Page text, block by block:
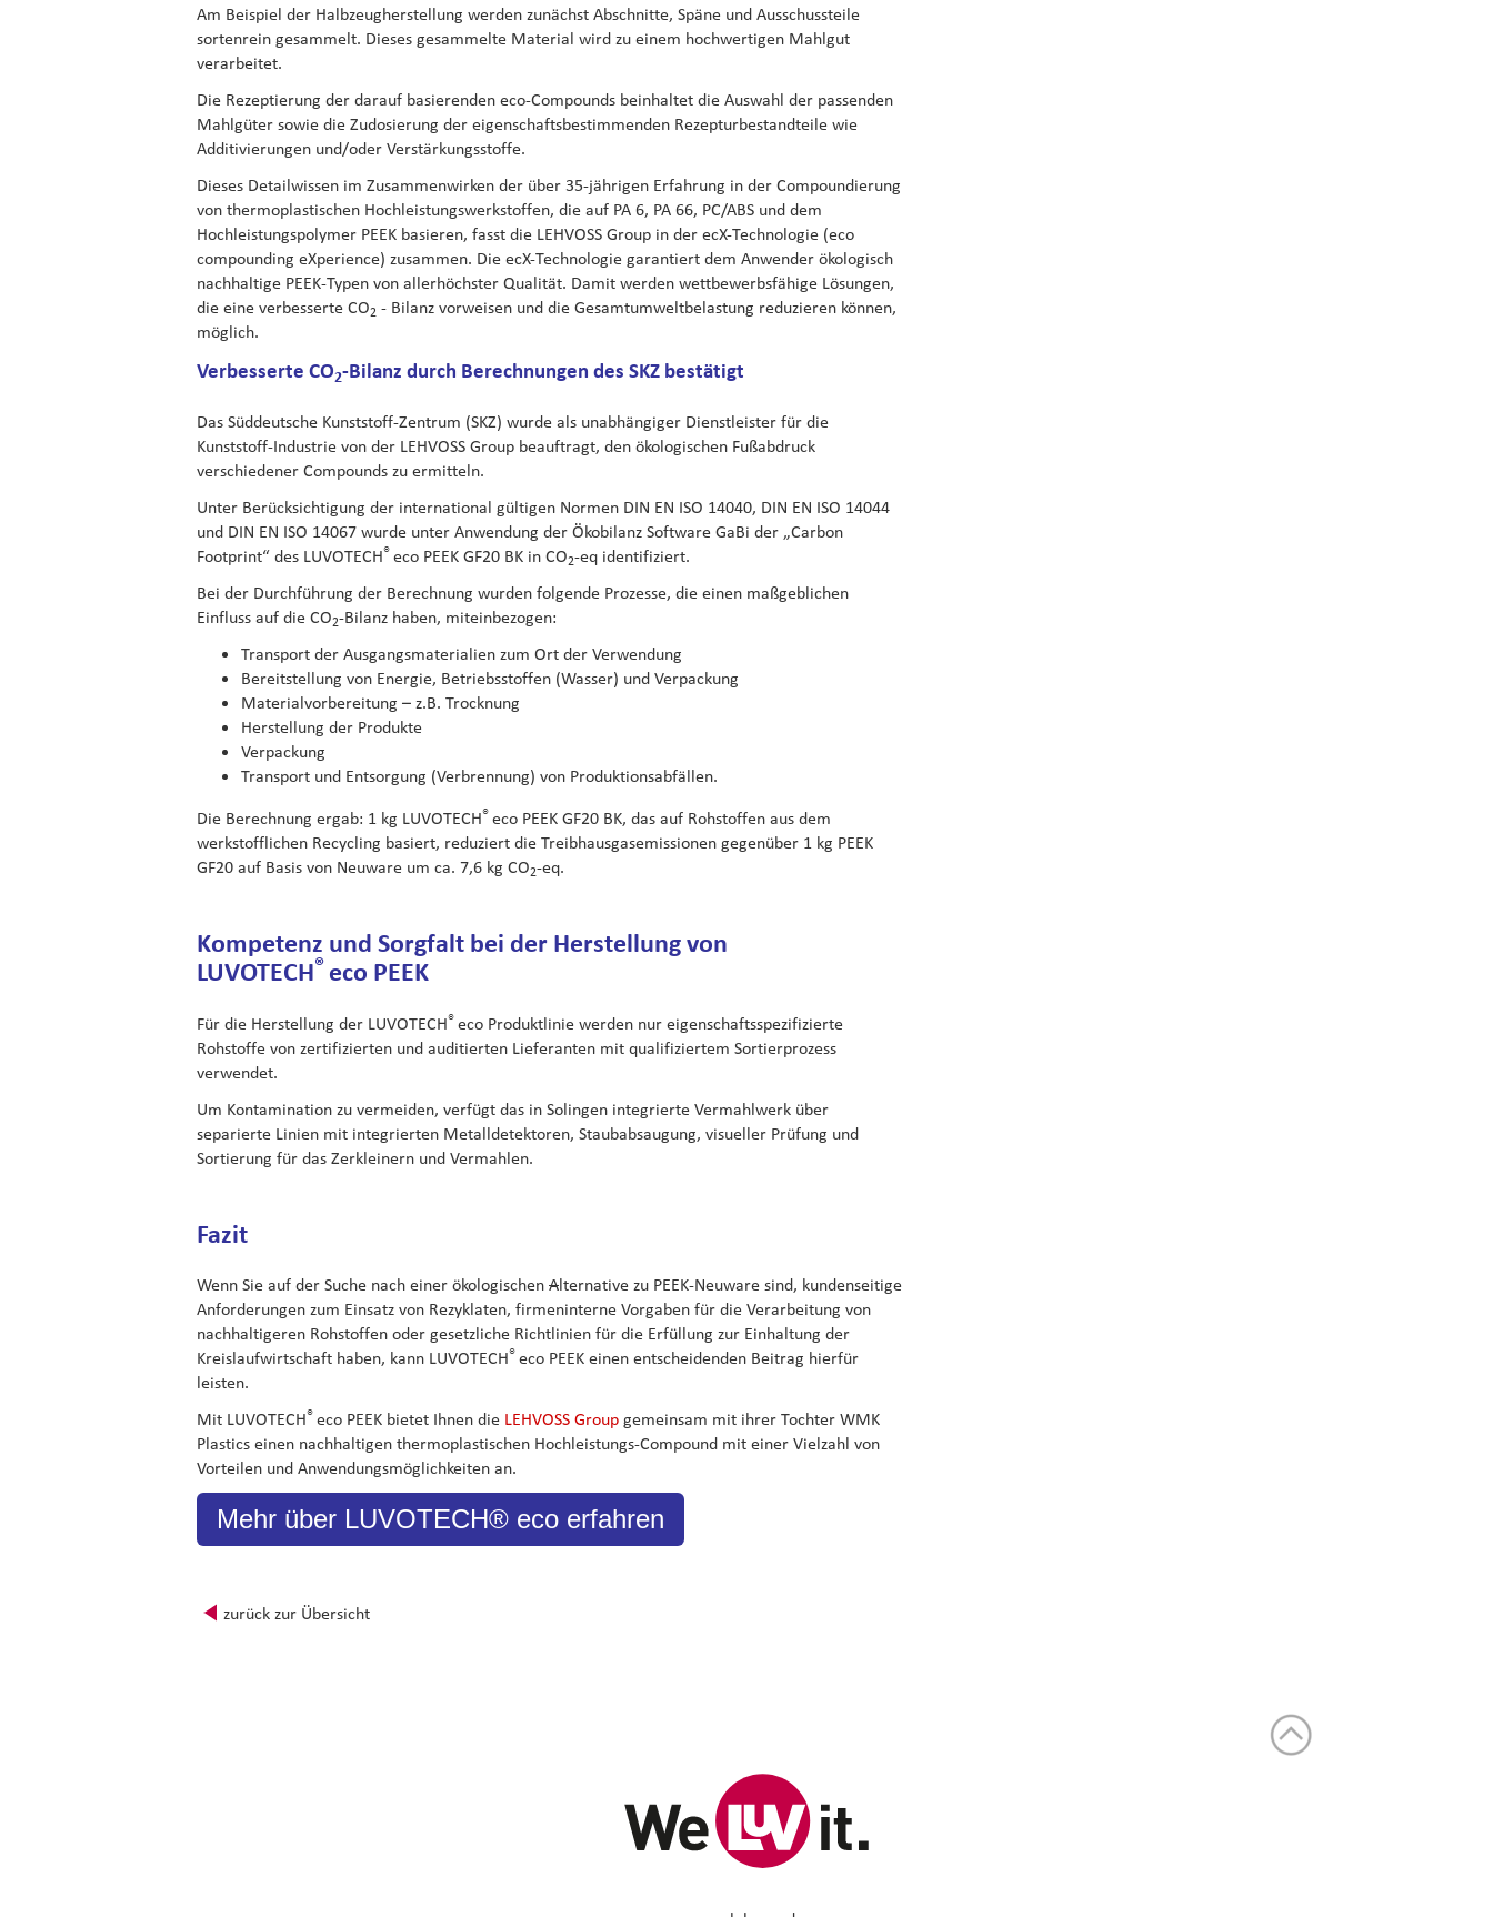
Am Beispiel der Halbzeugherstellung werden zunächst Abschnitte, Späne und Ausschussteile
sortenrein gesammelt. Dieses gesammelte Material wird zu einem hochwertigen Mahlgut
verarbeitet.
Die Rezeptierung der darauf basierenden eco-Compounds beinhaltet die Auswahl der passenden
Mahlgüter sowie die Zudosierung der eigenschaftsbestimmenden Rezepturbestandteile wie
Additivierungen und/oder Verstärkungsstoffe.
Dieses Detailwissen im Zusammenwirken der über 35-jährigen Erfahrung in der Compoundierung
von thermoplastischen Hochleistungswerkstoffen, die auf PA 6, PA 66, PC/ABS und dem
Hochleistungspolymer PEEK basieren, fasst die LEHVOSS Group in der ecX-Technologie (eco
compounding eXperience) zusammen. Die ecX-Technologie garantiert dem Anwender ökologisch
nachhaltige PEEK-Typen von allerhöchster Qualität. Damit werden wettbewerbsfähige Lösungen,
die eine verbesserte CO2 - Bilanz vorweisen und die Gesamtumweltbelastung reduzieren können,
möglich.
Verbesserte CO2-Bilanz durch Berechnungen des SKZ bestätigt
Das Süddeutsche Kunststoff-Zentrum (SKZ) wurde als unabhängiger Dienstleister für die
Kunststoff-Industrie von der LEHVOSS Group beauftragt, den ökologischen Fußabdruck
verschiedener Compounds zu ermitteln.
Unter Berücksichtigung der international gültigen Normen DIN EN ISO 14040, DIN EN ISO 14044
und DIN EN ISO 14067 wurde unter Anwendung der Ökobilanz Software GaBi der „Carbon
Footprint“ des LUVOTECH®eco PEEK GF20 BK in CO2-eq identifiziert.
Bei der Durchführung der Berechnung wurden folgende Prozesse, die einen maßgeblichen
Einfluss auf die CO2-Bilanz haben, miteinbezogen:
Transport der Ausgangsmaterialien zum Ort der Verwendung
Bereitstellung von Energie, Betriebsstoffen (Wasser) und Verpackung
Materialvorbereitung – z.B. Trocknung
Herstellung der Produkte
Verpackung
Transport und Entsorgung (Verbrennung) von Produktionsabfällen.
Die Berechnung ergab: 1 kg LUVOTECH®eco PEEK GF20 BK, das auf Rohstoffen aus dem
werkstofflichen Recycling basiert, reduziert die Treibhausgasemissionen gegenüber 1 kg PEEK
GF20 auf Basis von Neuware um ca. 7,6 kg CO2-eq.
Kompetenz und Sorgfalt bei der Herstellung von
LUVOTECH® eco PEEK
Für die Herstellung der LUVOTECH®eco Produktlinie werden nur eigenschaftsspezifizierte
Rohstoffe von zertifizierten und auditierten Lieferanten mit qualifiziertem Sortierprozess
verwendet.
Um Kontamination zu vermeiden, verfügt das in Solingen integrierte Vermahlwerk über
separierte Linien mit integrierten Metalldetektoren, Staubabsaugung, visueller Prüfung und
Sortierung für das Zerkleinern und Vermahlen.
Fazit
Wenn Sie auf der Suche nach einer ökologischenAlternative zu PEEK-Neuware sind, kundenseitige
Anforderungen zum Einsatz von Rezyklaten, firmeninterne Vorgaben für die Verarbeitung von
nachhaltigeren Rohstoffen oder gesetzliche Richtlinien für die Erfüllung zur Einhaltung der
Kreislaufwirtschaft haben, kann LUVOTECH®eco PEEK einen entscheidenden Beitrag hierfür
leisten.
Mit LUVOTECH®eco PEEK bietet Ihnen die LEHVOSS Groupgemeinsam mit ihrer Tochter WMK
Plastics einen nachhaltigen thermoplastischen Hochleistungs-Compound mit einer Vielzahl von
Vorteilen und Anwendungsmöglichkeiten an.
Mehr über LUVOTECH® eco erfahren
zurück zur Übersicht